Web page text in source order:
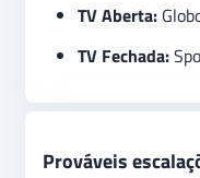
TV Aberta:
TV Fechada:
Prováveis